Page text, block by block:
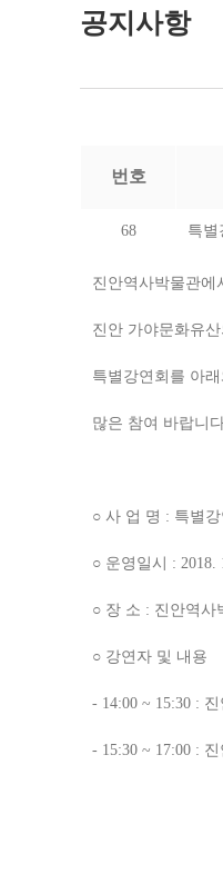
공지사항
번호
68 특별
진안역사박물관에
진안 가야문화유
특별강연회를 아
많은 참여 바랍니
○ 사 업 명 : 특별
○ 운영일시 : 2018.
○ 장 소 : 진안역사
○ 강연자 및 내용
- 14:00 ~ 15:30 :
- 15:30 ~ 17:00 :